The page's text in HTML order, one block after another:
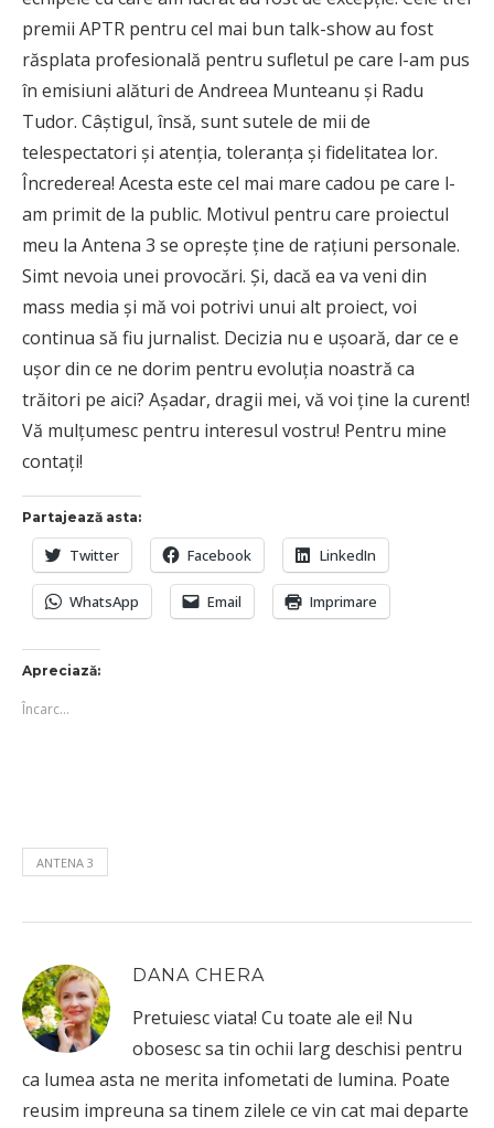
premii APTR pentru cel mai bun talk-show au fost
răsplata profesională pentru sufletul pe care l-am pus
în emisiuni alături de Andreea Munteanu și Radu
Tudor. Câștigul, însă, sunt sutele de mii de
telespectatori și atenția, toleranța și fidelitatea lor.
Încrederea! Acesta este cel mai mare cadou pe care l-
am primit de la public. Motivul pentru care proiectul
meu la Antena 3 se oprește ține de rațiuni personale.
Simt nevoia unei provocări. Și, dacă ea va veni din
mass media și mă voi potrivi unui alt proiect, voi
continua să fiu jurnalist. Decizia nu e ușoară, dar ce e
ușor din ce ne dorim pentru evoluția noastră ca
trăitori pe aici? Așadar, dragii mei, vă voi ține la curent!
Vă mulțumesc pentru interesul vostru! Pentru mine
contați!
Partajează asta:
Twitter Facebook LinkedIn
WhatsApp Email Imprimare
Apreciază:
Încarc...
ANTENA 3
DANA CHERA
Pretuiesc viata! Cu toate ale ei! Nu
obosesc sa tin ochii larg deschisi pentru
ca lumea asta ne merita infometati de lumina. Poate
reusim impreuna sa tinem zilele ce vin cat mai departe